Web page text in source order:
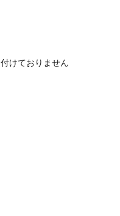
けておりません